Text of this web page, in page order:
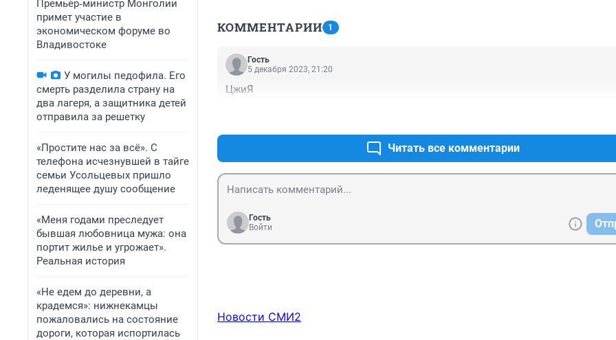
Премьер‑министр Монголии
примет участие в
экономическом форуме во
Владивостоке
У могилы педофила. Его
смерть разделила страну на
два лагеря, а защитника детей
отправила за решетку
«Простите нас за всё». С
телефона исчезнувшей в тайге
семьи Усольцевых пришло
леденящее душу сообщение
«Меня годами преследует
бывшая любовница мужа: она
портит жилье и угрожает».
Реальная история
«Не едем до деревни, а
крадемся»: нижнекамцы
пожаловались на состояние
дороги, которая испортилась
КОММЕНТАРИИ 1
Гость
5 декабря 2023, 21:20
ЦжиЯ
Читать все комментарии
Гость
Войти
Новости СМИ2